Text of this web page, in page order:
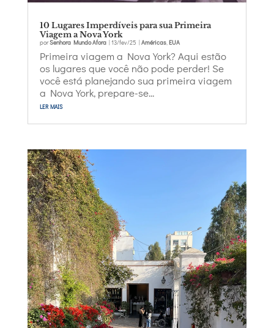
10 Lugares Imperdíveis para sua Primeira
Viagem a Nova York
porSenhora Mundo Afora|13/fev/25 |Américas,EUA
Primeira viagem a Nova York? Aqui estão
os lugares que você não pode perder! Se
você está planejando sua primeira viagem
a Nova York, prepare-se...
ler mais